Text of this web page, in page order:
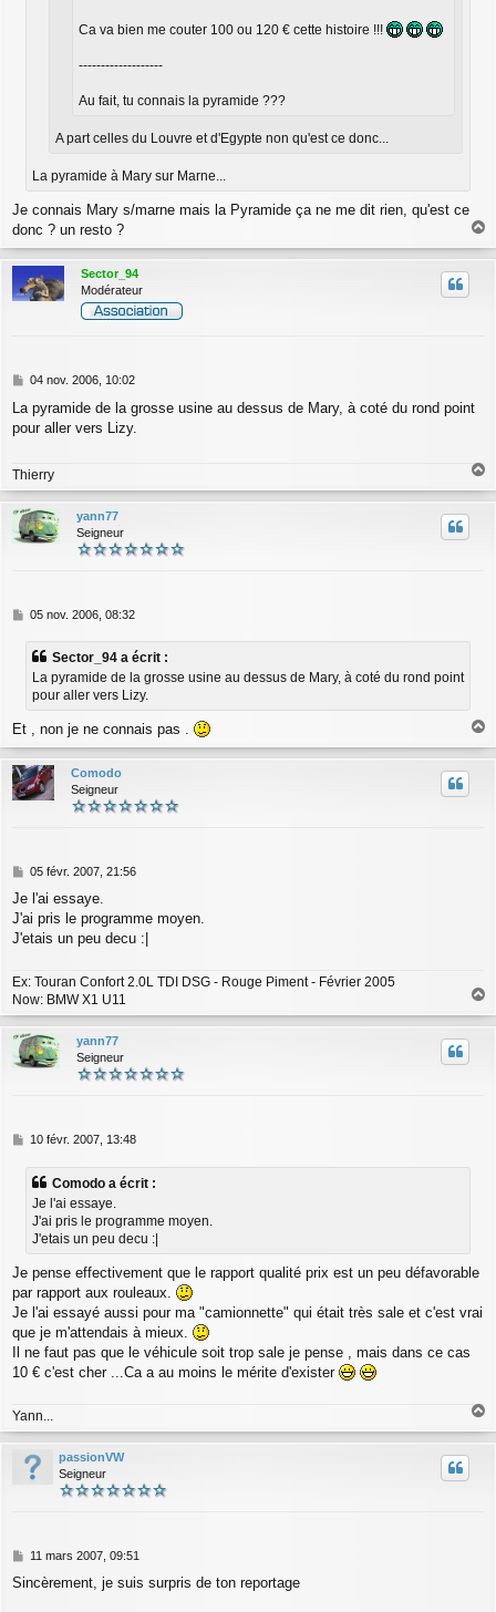
Ca va bien me couter 100 ou 120 € cette histoire !!!
-------------------
Au fait, tu connais la pyramide ???
A part celles du Louvre et d'Egypte non qu'est ce donc...
La pyramide à Mary sur Marne...
Je connais Mary s/marne mais la Pyramide ça ne me dit rien, qu'est ce
donc ? un resto ?
a
u
Sector_94
Modérateur
M
s
s
e
04 nov. 2006, 10:02
La pyramide de la grosse usine au dessus de Mary, à coté du rond point
pour aller vers Lizy.
Thierry
a
u
yann77
Seigneur
M
s
e
05 nov. 2006, 08:32
Sector_94 a écrit :
La pyramide de la grosse usine au dessus de Mary, à coté du rond point
pour aller vers Lizy.
Et , non je ne connais pas .
a
u
Comodo
Seigneur
M
s
s
a
05 févr. 2007, 21:56
Je l'ai essaye.
J'ai pris le programme moyen.
J'etais un peu decu :|
Ex: Touran Confort 2.0L TDI DSG - Rouge Piment - Février 2005
Now: BMW X1 U11
a
u
yann77
Seigneur
M
s
10 févr. 2007, 13:48
Comodo a écrit :
Je l'ai essaye.
J'ai pris le programme moyen.
J'etais un peu decu :|
Je pense effectivement que le rapport qualité prix est un peu défavorable
par rapport aux rouleaux.
Je l'ai essayé aussi pour ma "camionnette" qui était très sale et c'est vrai
que je m'attendais à mieux.
Il ne faut pas que le véhicule soit trop sale je pense , mais dans ce cas
10 € c'est cher ...Ca a au moins le mérite d'exister
Yann...
a
u
passionVW
Seigneur
M
s
11 mars 2007, 09:51
Sincèrement, je suis surpris de ton reportage